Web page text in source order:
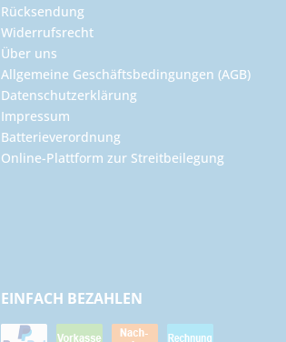
Rücksendung
Widerrufsrecht
Über uns
Allgemeine Geschäftsbedingungen (AGB)
Datenschutzerklärung
Impressum
Batterieverordnung
Online-Plattform zur Streitbeilegung
EINFACH BEZAHLEN